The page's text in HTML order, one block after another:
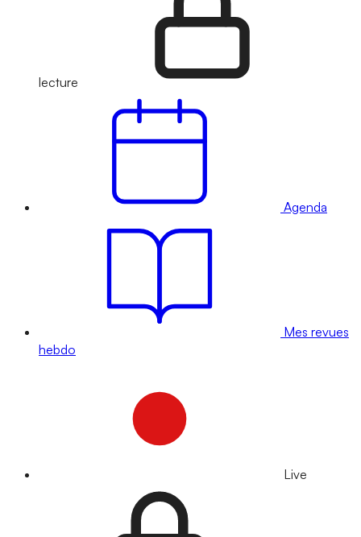
lecture
Agenda
Mes revues
hebdo
Live